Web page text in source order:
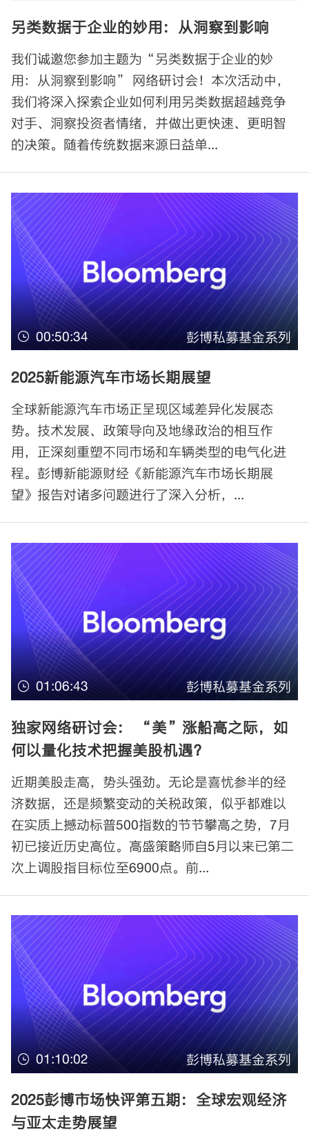
另类数据于企业的妙用：从洞察到影响
我们诚邀您参加主题为“另类数据于企业的妙
用：从洞察到影响” 网络研讨会！本次活动中，
我们将深入探索企业如何利用另类数据超越竞争
对手、洞察投资者情绪，并做出更快速、更明智
的决策。随着传统数据来源日益单...
00:50:34 彭博私募基金系列
2025新能源汽车市场长期展望
全球新能源汽车市场正呈现区域差异化发展态
势。技术发展、政策导向及地缘政治的相互作
用，正深刻重塑不同市场和车辆类型的电气化进
程。彭博新能源财经《新能源汽车市场长期展
望》报告对诸多问题进行了深入分析，...
01:06:43 彭博私募基金系列
独家网络研讨会： “美”涨船高之际，如
何以量化技术把握美股机遇？
近期美股走高，势头强劲。无论是喜忧参半的经
济数据，还是频繁变动的关税政策，似乎都难以
在实质上撼动标普500指数的节节攀高之势，7月
初已接近历史高位。高盛策略师自5月以来已第二
次上调股指目标位至6900点。前...
01:10:02 彭博私募基金系列
2025彭博市场快评第五期：全球宏观经济
与亚太走势展望